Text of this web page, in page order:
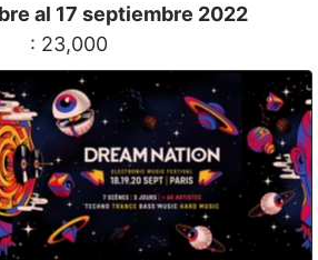
al 17 septiembre 2022
: 23,000